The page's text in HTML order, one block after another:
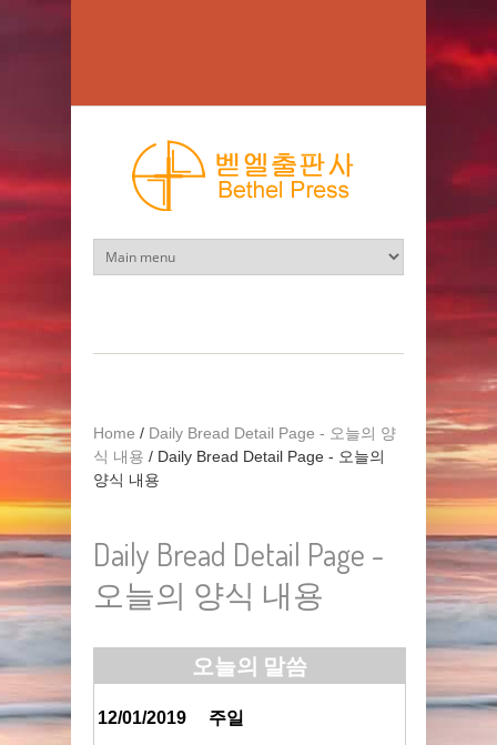
Home / Daily Bread Detail Page - 오늘의 양
식 내용 / Daily Bread Detail Page - 오늘의
양식 내용
Daily Bread Detail Page -
오늘의 양식 내용
오늘의 말씀
12/01/2019주일